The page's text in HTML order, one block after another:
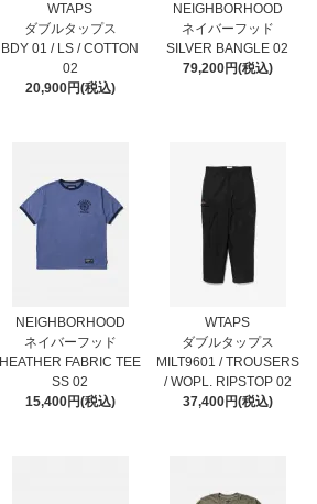
WTAPS
ダブルタップス
BDY 01 / LS / COTTON
02
20,900円(税込)
NEIGHBORHOOD
ネイバーフッド
SILVER BANGLE 02
79,200円(税込)
NEIGHBORHOOD
ネイバーフッド
HEATHER FABRIC TEE
SS 02
15,400円(税込)
WTAPS
ダブルタップス
MILT9601 / TROUSERS
/ WOPL. RIPSTOP 02
37,400円(税込)